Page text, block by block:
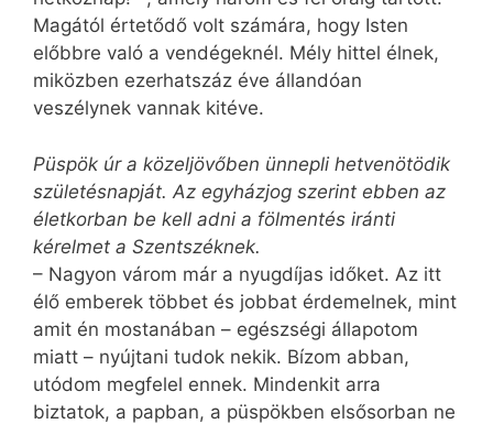
Magától értetődő volt számára, hogy Isten
előbbre való a vendégeknél. Mély hittel élnek,
miközben ezerhatszáz éve állandóan
veszélynek vannak kitéve.
Püspök úr a közeljövőben ünnepli hetvenötödik
születésnapját. Az egyházjog szerint ebben az
életkorban be kell adni a fölmentés iránti
kérelmet a Szentszéknek.
– Nagyon várom már a nyugdíjas időket. Az itt
élő emberek többet és jobbat érdemelnek, mint
amit én mostanában – egészségi állapotom
miatt – nyújtani tudok nekik. Bízom abban,
utódom megfelel ennek. Mindenkit arra
biztatok, a papban, a püspökben elsősorban ne